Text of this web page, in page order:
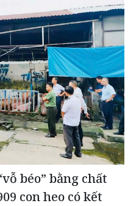
béo” bằng chất
con heo có kết